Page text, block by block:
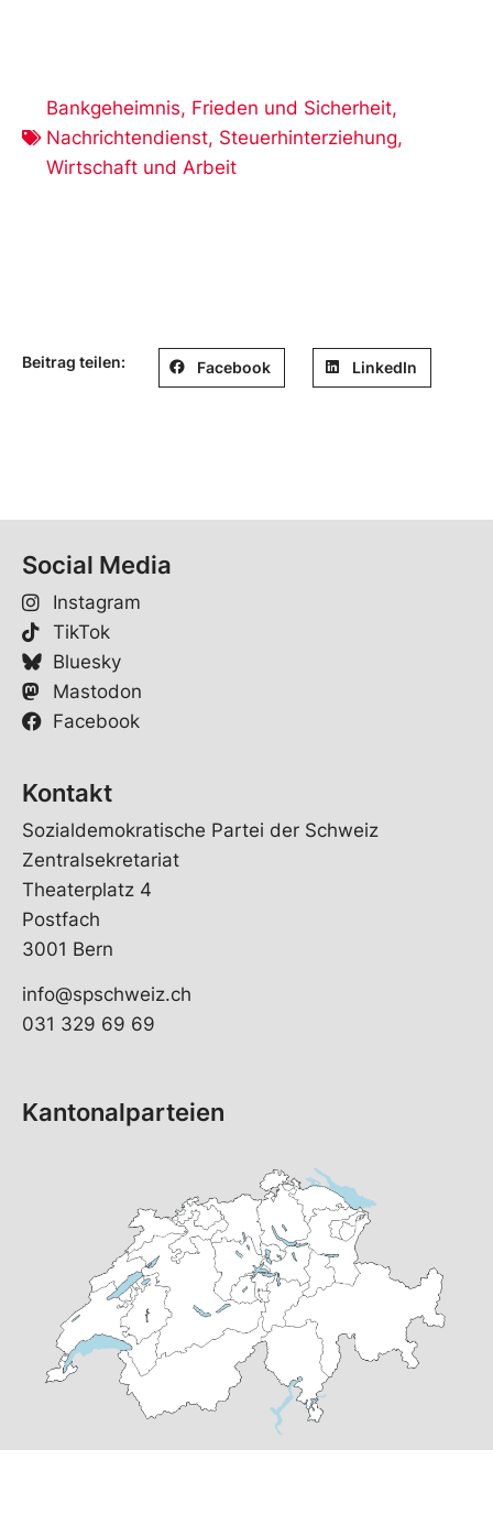
Bankgeheimnis, Frieden und Sicherheit,
Nachrichtendienst, Steuerhinterziehung,
Wirtschaft und Arbeit
Beitrag teilen: Facebook LinkedIn
Social Media
Instagram
TikTok
Bluesky
Mastodon
Facebook
Kontakt
Sozialdemokratische Partei der Schweiz
Zentralsekretariat
Theaterplatz 4
Postfach
3001 Bern
info@spschweiz.ch
031 329 69 69
Kantonalparteien